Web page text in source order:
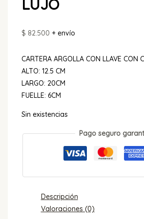
LUJO
$ 82.500 + envío
CARTERA ARGOLLA CON LLAVE CON
ALTO: 12.5 CM
LARGO: 20CM
FUELLE: 6CM
Sin existencias
Pago seguro
Descripción
Valoraciones (0)